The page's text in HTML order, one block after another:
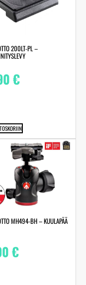
200LT-PL –
€
MH494-BH – KUULAPÄÄ
€